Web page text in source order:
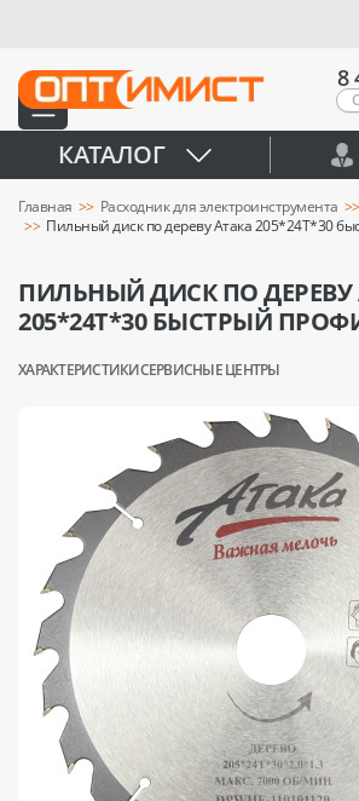
8
КАТАЛОГ
Главная Расходник для электроинструмента
Пильный диск по дереву Атака 205*24T*30
ПИЛЬНЫЙ ДИСК ПО ДЕРЕВУ
205*24T*30 БЫСТРЫЙ
ХАРАКТЕРИСТИКИСЕРВИСНЫЕ ЦЕНТРЫ